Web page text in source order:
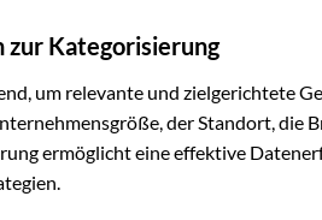
Kategorisierung
um relevante und zielgerichtete
der Standort, die
ermöglicht eine effektive